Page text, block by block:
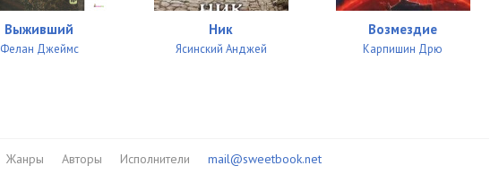
Выживший
Фелан Джеймс
Ник
Ясинский Анджей
Возмездие
Карпишин Дрю
Жанры Авторы Исполнители mail@sweetbook.net